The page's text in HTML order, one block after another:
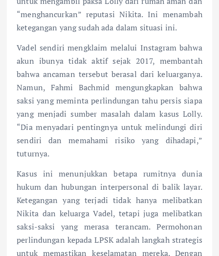
“menghancurkan” reputasi Nikita. Ini menambah
ketegangan yang sudah ada dalam situasi ini.
Vadel sendiri mengklaim melalui Instagram bahwa
akun ibunya tidak aktif sejak 2017, membantah
bahwa ancaman tersebut berasal dari keluarganya.
Namun, Fahmi Bachmid mengungkapkan bahwa
saksi yang meminta perlindungan tahu persis siapa
yang menjadi sumber masalah dalam kasus Lolly.
“Dia menyadari pentingnya untuk melindungi diri
sendiri dan memahami risiko yang dihadapi,”
tuturnya.
Kasus ini menunjukkan betapa rumitnya dunia
hukum dan hubungan interpersonal di balik layar.
Ketegangan yang terjadi tidak hanya melibatkan
Nikita dan keluarga Vadel, tetapi juga melibatkan
saksi-saksi yang merasa terancam. Permohonan
perlindungan kepada LPSK adalah langkah strategis
untuk memastikan keselamatan mereka. Dengan